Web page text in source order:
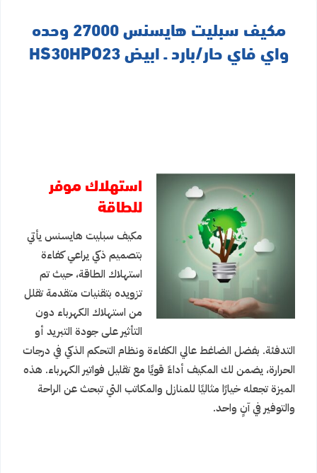
مكيف سبليت هايسنس 27000 وحده
واي فاي حار/بارد ـ ابيض HS30HPO23
استهلاك موفر
للطاقة
مكيف سبليت هايسنس يأتي
بتصميم ذكي يراعي كفاءة
استهلاك الطاقة، حيث تم
تزويده بتقنيات متقدمة تقلل
من استهلاك الكهرباء دون
التأثير على جودة التبريد أو
التدفئة. بفضل الضاغط عالي الكفاءة ونظام التحكم الذكي في درجات
الحرارة، يضمن لك المكيف أداءً قويًا مع تقليل فواتير الكهرباء. هذه
الميزة تجعله خيارًا مثاليًا للمنازل والمكاتب التي تبحث عن الراحة
والتوفير في آنٍ واحد.